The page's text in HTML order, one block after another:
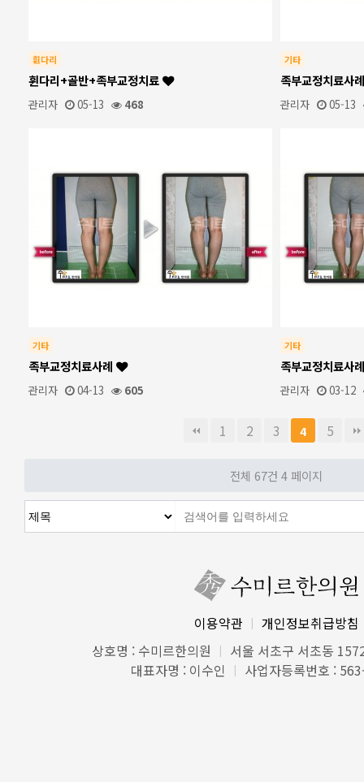
휜다리
휜다리+골반+족부교정치료
관리자 05-13 468
기타
족부교정치료사
관리자 05-13
기타
족부교정치료사례
관리자 04-13 605
기타
족부교정치료사
관리자 03-12
1 2 3 4 5
전체 67건 4 페이지
이용약관 |
개인정보취급방침
상호명 : 수미르한의원
|
서울 서초구 서초동
대표자명 : 이수인
| 사업자등록번호 :